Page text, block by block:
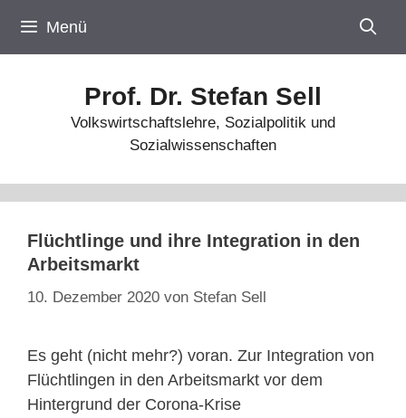
Inhalt
springen
Menü
Prof. Dr. Stefan Sell
Volkswirtschaftslehre, Sozialpolitik und
Sozialwissenschaften
Flüchtlinge und ihre Integration in den
Arbeitsmarkt
10. Dezember 2020 von Stefan Sell
Es geht (nicht mehr?) voran. Zur Integration von
Flüchtlingen in den Arbeitsmarkt vor dem
Hintergrund der Corona-Krise